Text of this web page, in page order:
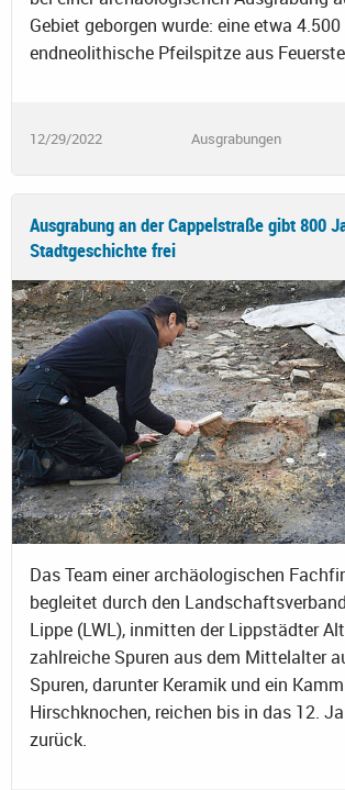
Gebiet geborgen wurde: eine etwa
endneolithische Pfeilspitze aus
12/29/2022 Ausgrabungen
Ausgrabung an der Cappelstraße gibt 800
Stadtgeschichte frei
Das Team einer archäologischen
begleitet durch den
Lippe (LWL), inmitten der Lippstädter
zahlreiche Spuren aus dem Mittelalter
Spuren, darunter Keramik und ein
Hirschknochen, reichen bis in das 12.
zurück.